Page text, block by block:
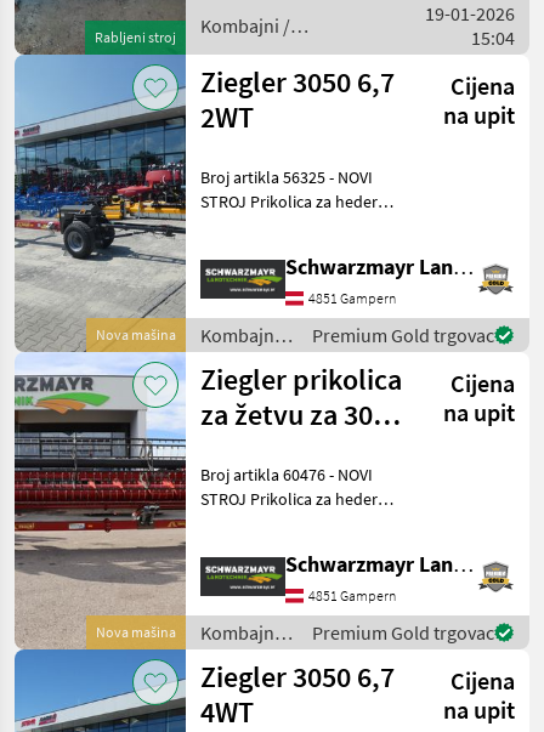
Rabljeni stroj
Kombajni /
Sonstige
19-01-2026
15:04
Nova mašina
Ziegler 3050 6,7
2WT
Cijena
na upit
Broj artikla 56325 - NOVI
STROJ Prikolica za heder
Opterećenje prednje
osovine 1630 kg,
opterećenje stražnje osovi
Schwarzmayr Landtechnik GmbH - Gampern
4851 Gampern
Kombajni /
Ziegler
Premium Gold trgovac
Nova mašina
Ziegler prikolica
za žetvu za 3050
Cijena
na upit
Broj artikla 60476 - NOVI
STROJ Prikolica za heder
Opterećenje prednje
osovine 1630 kg,
opterećenje stražnje osovi
Schwarzmayr Landtechnik GmbH - Gampern
4851 Gampern
Kombajni /
Ziegler
Premium Gold trgovac
Ziegler 3050 6,7
4WT
Cijena
na upit